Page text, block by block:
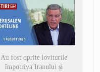
Au fost oprite loviturile
împotriva Iranului și